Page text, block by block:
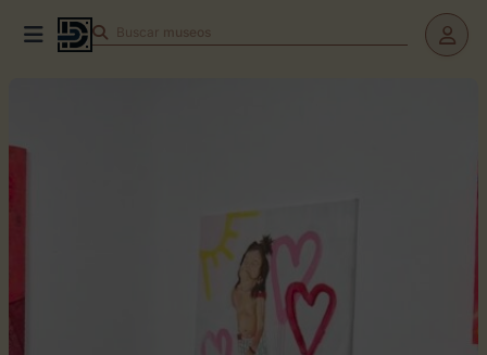
Buscar museos